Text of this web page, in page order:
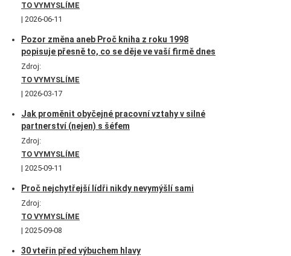
TO VYMYSLÍME
2026-06-11
Pozor změna aneb Proč kniha z roku 1998
popisuje přesně to, co se děje ve vaší firmě dnes
Zdroj:
TO VYMYSLÍME
2026-03-17
Jak proměnit obyčejné pracovní vztahy v silné
partnerství (nejen) s šéfem
Zdroj:
TO VYMYSLÍME
2025-09-11
Proč nejchytřejší lídři nikdy nevymýšlí sami
Zdroj:
TO VYMYSLÍME
2025-09-08
30 vteřin před výbuchem hlavy